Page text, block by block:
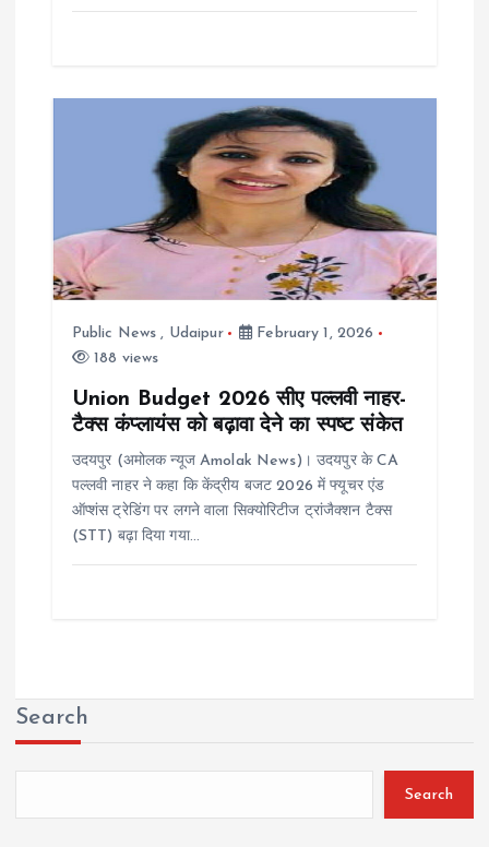
Public News , Udaipur
February 1, 2026
188 views
Union Budget 2026 सीए पल्लवी नाहर-
टैक्स कंप्लायंस को बढ़ावा देने का स्पष्ट संकेत
उदयपुर (अमोलक न्यूज Amolak News)। उदयपुर के CA
पल्लवी नाहर ने कहा कि केंद्रीय बजट 2026 में फ्यूचर एंड
ऑप्शंस ट्रेडिंग पर लगने वाला सिक्योरिटीज ट्रांजैक्शन टैक्स
(STT) बढ़ा दिया गया…
Search
Search